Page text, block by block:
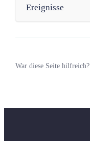
Ereignisse
War diese Seite hilfreich?